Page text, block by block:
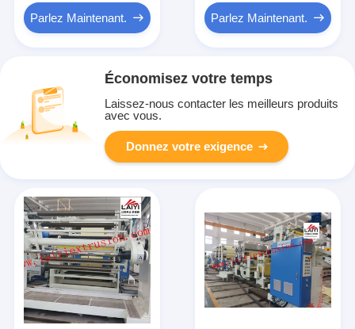
Parlez Maintenant. Parlez Maintenant.
Économisez votre temps
Laissez-nous contacter les meilleurs produits
avec vous.
Donnez votre exigence